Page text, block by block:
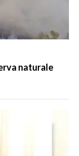
naturale